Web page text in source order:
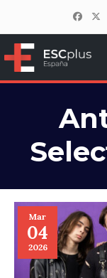
Mar
04
2026